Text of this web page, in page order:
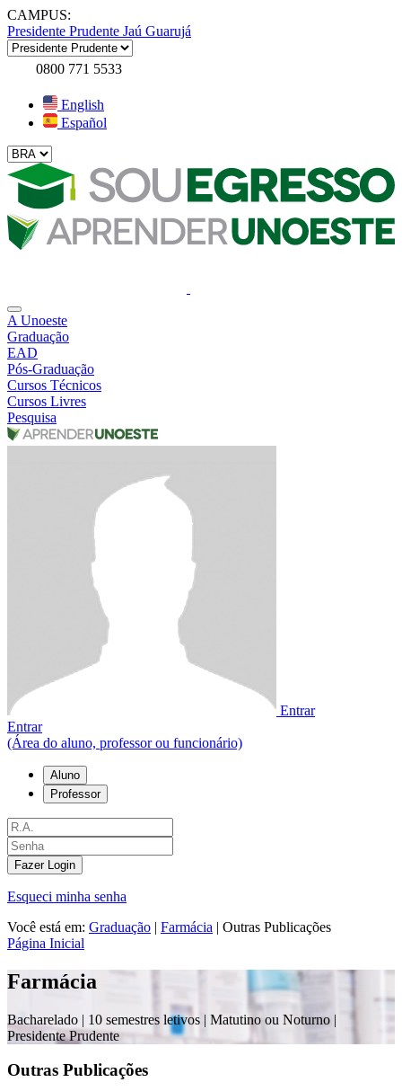
CAMPUS:
Presidente Prudente Jaú Guarujá
0800 771 5533
English
Español
A Unoeste
Graduação
EAD
Pós-Graduação
Cursos Técnicos
Cursos Livres
Pesquisa
Entrar
Entrar
(Área do aluno, professor ou funcionário)
Aluno
Professor
Fazer Login
Esqueci minha senha
Você está em: Graduação | Farmácia | Outras Publicações
Página Inicial
Farmácia
Bacharelado | 10 semestres letivos | Matutino ou Noturno |
Presidente Prudente
Outras Publicações